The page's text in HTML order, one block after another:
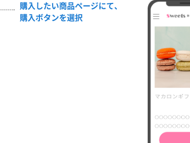
購入したい商品ページにて、
購入ボタンを選択